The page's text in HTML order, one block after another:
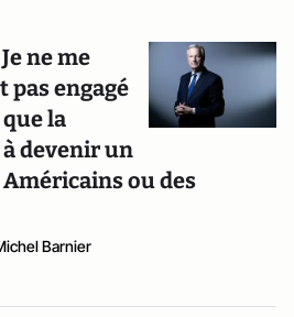
ne me
engagé
la
à devenir un
ou des
Barnier